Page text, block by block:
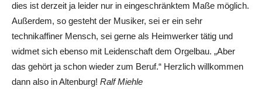
dies ist derzeit ja leider nur in eingeschränktem Maße möglich.
Außerdem, so gesteht der Musiker, sei er ein sehr
technikaffiner Mensch, sei gerne als Heimwerker tätig und
widmet sich ebenso mit Leidenschaft dem Orgelbau. „Aber
das gehört ja schon wieder zum Beruf.“ Herzlich willkommen
dann also in Altenburg! Ralf Miehle